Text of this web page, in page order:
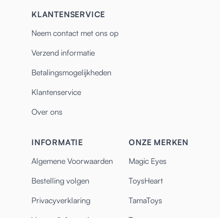
KLANTENSERVICE
Neem contact met ons op
Verzend informatie
Betalingsmogelijkheden
Klantenservice
Over ons
INFORMATIE
Algemene Voorwaarden
Bestelling volgen
Privacyverklaring
ONZE MERKEN
Magic Eyes
ToysHeart
TamaToys